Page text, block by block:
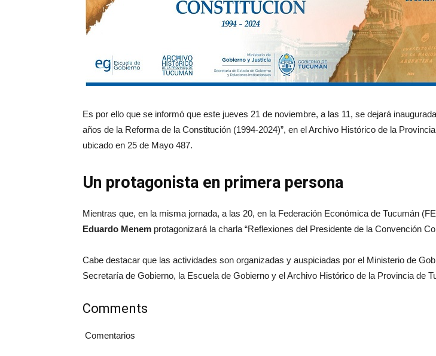
Es por ello que se informó que este jueves 21 de noviembre, a las 11, se dejará
años de la Reforma de la Constitución (1994-2024)”, en el Archivo Histórico de la
ubicado en 25 de Mayo 487.
Un protagonista en primera persona
Mientras que, en la misma jornada, a las 20, en la Federación Económica de Tucumán
Eduardo Menem protagonizará la charla “Reflexiones del Presidente de la Convención
Cabe destacar que las actividades son organizadas y auspiciadas por el Ministerio de
Secretaría de Gobierno, la Escuela de Gobierno y el Archivo Histórico de la Provincia de
Comments
Comentarios